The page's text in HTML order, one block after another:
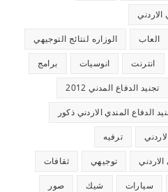
الاردني
العاب الوزاره لنتائج التوجيهي
انترنت انوسيات برامج
تجنيد الدفاع المدني 2012
الدفاع المندي الاردني ذكور
ترفيه
توجيهي ثقافات
سيارات شيك صور